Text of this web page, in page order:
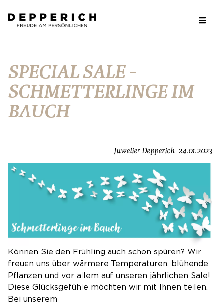
SPECIAL SALE -
SCHMETTERLINGE IM
BAUCH
Juwelier Depperich 24.01.2023
Können Sie den Frühling auch schon spüren? Wir
freuen uns über wärmere Temperaturen, blühende
Pflanzen und vor allem auf unseren jährlichen Sale!
Diese Glücksgefühle möchten wir mit Ihnen teilen.
Bei unserem